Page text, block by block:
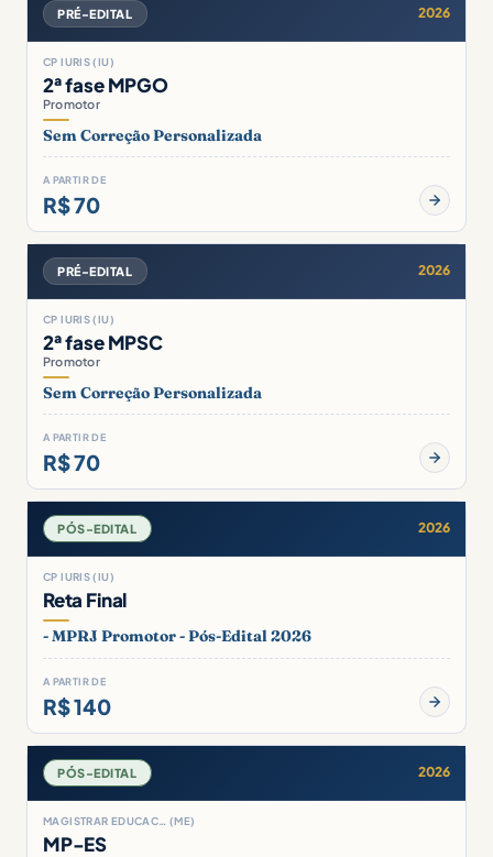
PRÉ-EDITAL 2026
CP IURIS (IU)
2ª fase MPGO
Promotor
Sem Correção Personalizada
A PARTIR DE
R$ 70
PRÉ-EDITAL 2026
CP IURIS (IU)
2ª fase MPSC
Promotor
Sem Correção Personalizada
A PARTIR DE
R$ 70
PÓS-EDITAL 2026
CP IURIS (IU)
Reta Final
- MPRJ Promotor - Pós-Edital 2026
A PARTIR DE
R$ 140
PÓS-EDITAL 2026
MAGISTRAR EDUCAC… (ME)
MP-ES